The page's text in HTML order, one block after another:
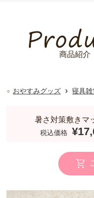
商品紹介
おやすみグッズ › 寝具雑
暑さ対策敷きマ
税込価格